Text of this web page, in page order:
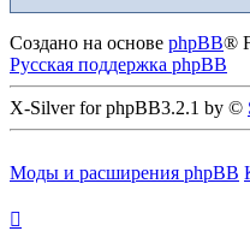
Создано на основе phpBB®
Русская поддержка phpBB
X-Silver for phpBB3.2.1 by ©
Моды и расширения phpBB